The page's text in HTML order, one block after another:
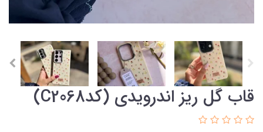
قاب گل ریز اندرویدی (کدC2068)